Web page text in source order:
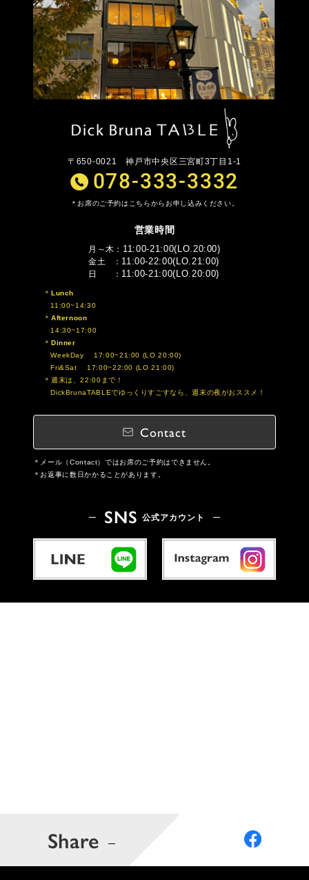
〒650-0021神戸市中央区三宮町3丁目1-1
078-333-3332
お席のご予約はこちらからお申し込みください。
営業時間
月～木 11:00-21:00(LO.20:00)
金土 11:00-22:00(LO.21:00)
日 11:00-21:00(LO.20:00)
Lunch
11:00~14:30
Afternoon
14:30~17:00
Dinner
WeekDay 17:00~21:00 (LO 20:00)
Fri&Sat 17:00~22:00 (LO 21:00)
週末は、22:00まで！
DickBrunaTABLEでゆっくりすごすなら、週末の夜がおススメ！
Contact
メール（Contact）ではお席のご予約はできません。
お返事に数日かかることがあります。
SNS 公式アカウント
Share